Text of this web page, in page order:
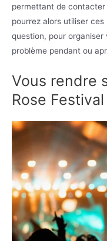
permettant de contacter
pourrez alors utiliser
question, pour
problème pendant ou
Vous rendre
Rose Festival